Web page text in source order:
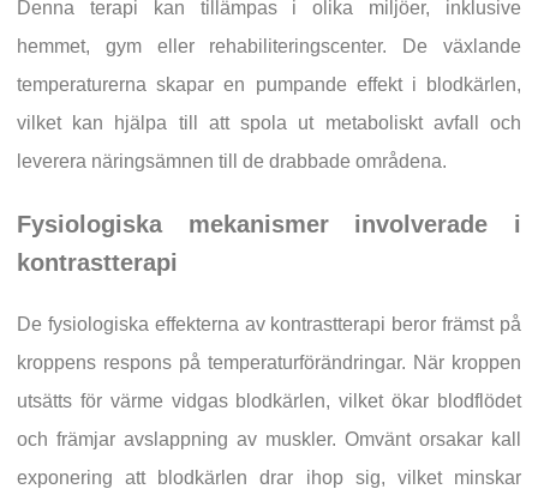
Denna terapi kan tillämpas i olika miljöer, inklusive
hemmet, gym eller rehabiliteringscenter. De växlande
temperaturerna skapar en pumpande effekt i blodkärlen,
vilket kan hjälpa till att spola ut metaboliskt avfall och
leverera näringsämnen till de drabbade områdena.
Fysiologiska mekanismer involverade i
kontrastterapi
De fysiologiska effekterna av kontrastterapi beror främst på
kroppens respons på temperaturförändringar. När kroppen
utsätts för värme vidgas blodkärlen, vilket ökar blodflödet
och främjar avslappning av muskler. Omvänt orsakar kall
exponering att blodkärlen drar ihop sig, vilket minskar